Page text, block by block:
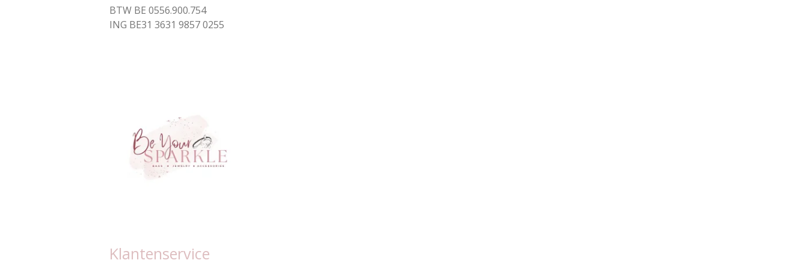
BTW BE 0556.900.754
ING BE31 3631 9857 0255
Klantenservice